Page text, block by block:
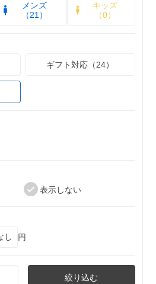
メンズ
（21）
キッズ
（0）
ギフト対応（24）
表示しない
円
絞り込む